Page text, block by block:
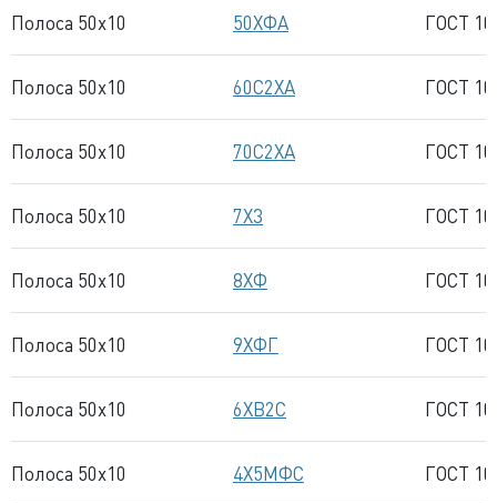
Полоса 50x10 50ХФА ГОСТ
Полоса 50x10 60С2ХА ГОСТ
Полоса 50x10 70С2ХА ГОСТ
Полоса 50x10 7Х3 ГОСТ
Полоса 50x10 8ХФ ГОСТ
Полоса 50x10 9ХФГ ГОСТ
Полоса 50x10 6ХВ2С ГОСТ
Полоса 50x10 4Х5МФС ГОСТ